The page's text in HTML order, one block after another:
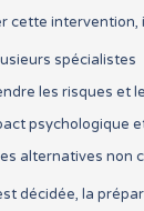
cette intervention,
spécialistes
les risques et
psychologique
alternatives non
décidée, la